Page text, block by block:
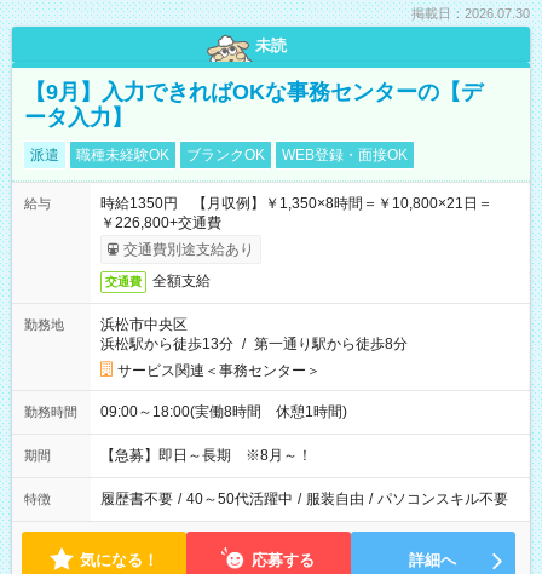
掲載日：2026.07.30
未読
【9月】入力できればOKな事務センターの【デ
ータ入力】
派遣 職種未経験OK ブランクOK WEB登録・面接OK
給与
時給1350円 【月収例】￥1,350×8時間＝￥10,800×21日＝
￥226,800+交通費
交通費別途支給あり
交通費 全額支給
勤務地
浜松市中央区
浜松駅から徒歩13分 / 第一通り駅から徒歩8分
サービス関連＜事務センター＞
勤務時間 09:00～18:00(実働8時間 休憩1時間)
期間 【急募】即日～長期 ※8月～！
特徴 履歴書不要 / 40～50代活躍中 / 服装自由 / パソコンスキル不要
気になる！ 応募する 詳細へ